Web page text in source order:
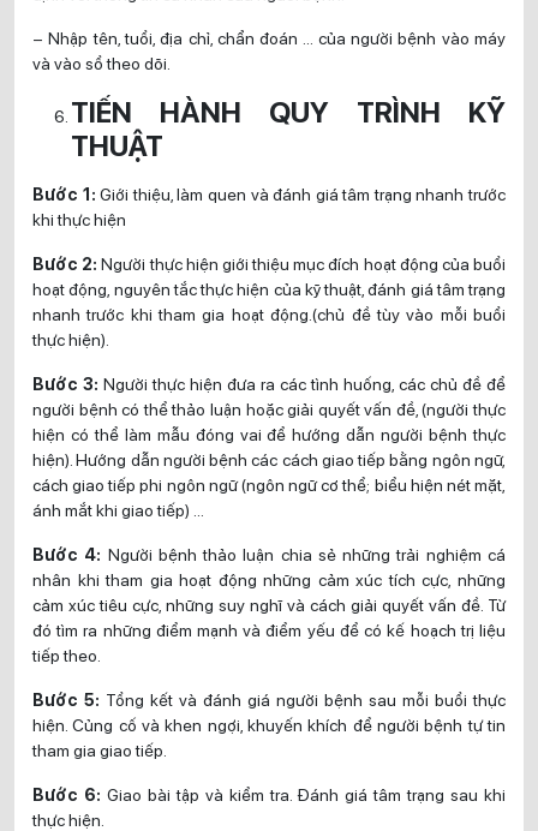
– Nhập tên, tuổi, địa chỉ, chẩn đoán … của người bệnh vào máy
và vào sổ theo dõi.
TIẾN HÀNH QUY TRÌNH KỸ
THUẬT
Bước 1 : Giới thiệu, làm quen và đánh giá tâm trạng nhanh trước
khi thực hiện
Bước 2:Người thực hiện giới thiệu mục đích hoạt động của buổi
hoạt động, nguyên tắc thực hiện của kỹ thuật, đánh giá tâm trạng
nhanh trước khi tham gia hoạt động.(chủ đề tùy vào mỗi buổi
thực hiện).
Bước 3: Người thực hiện đưa ra các tình huống, các chủ đề để
người bệnh có thể thảo luận hoặc giải quyết vấn đề, (người thực
hiện có thể làm mẫu đóng vai để hướng dẫn người bệnh thực
hiện). Hướng dẫn người bệnh các cách giao tiếp bằng ngôn ngữ,
cách giao tiếp phi ngôn ngữ (ngôn ngữ cơ thể; biểu hiện nét mặt,
ánh mắt khi giao tiếp) …
Bước 4: Người bệnh thảo luận chia sẻ những trải nghiệm cá
nhân khi tham gia hoạt động những cảm xúc tích cực, những
cảm xúc tiêu cực, những suy nghĩ và cách giải quyết vấn đề. Từ
đó tìm ra những điểm mạnh và điểm yếu để có kế hoạch trị liệu
tiếp theo.
Bước 5: Tổng kết và đánh giá người bệnh sau mỗi buổi thực
hiện. Củng cố và khen ngợi, khuyến khích để người bệnh tự tin
tham gia giao tiếp.
Bước 6: Giao bài tập và kiểm tra. Đánh giá tâm trạng sau khi
thực hiện.